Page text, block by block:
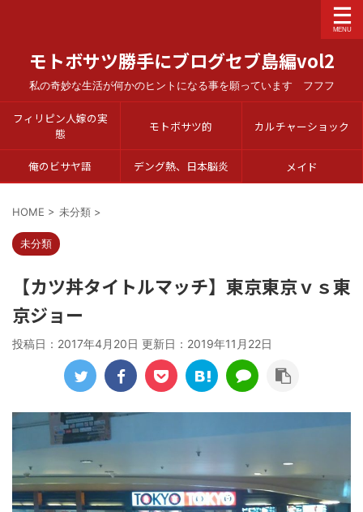
モトボサツ勝手にブログセブ島編vol2
私の奇妙な生活が何かのヒントになる事を願っています フフフ
フィリピン人嫁の実
態
モトボサツ的 カルチャーショック
俺のビサヤ語 デング熱、日本脳炎 メイド
HOME > 未分類 >
未分類
【カツ丼タイトルマッチ】東京東京ｖｓ東
京ジョー
投稿日：2017年4月20日 更新日： 2019年11月22日